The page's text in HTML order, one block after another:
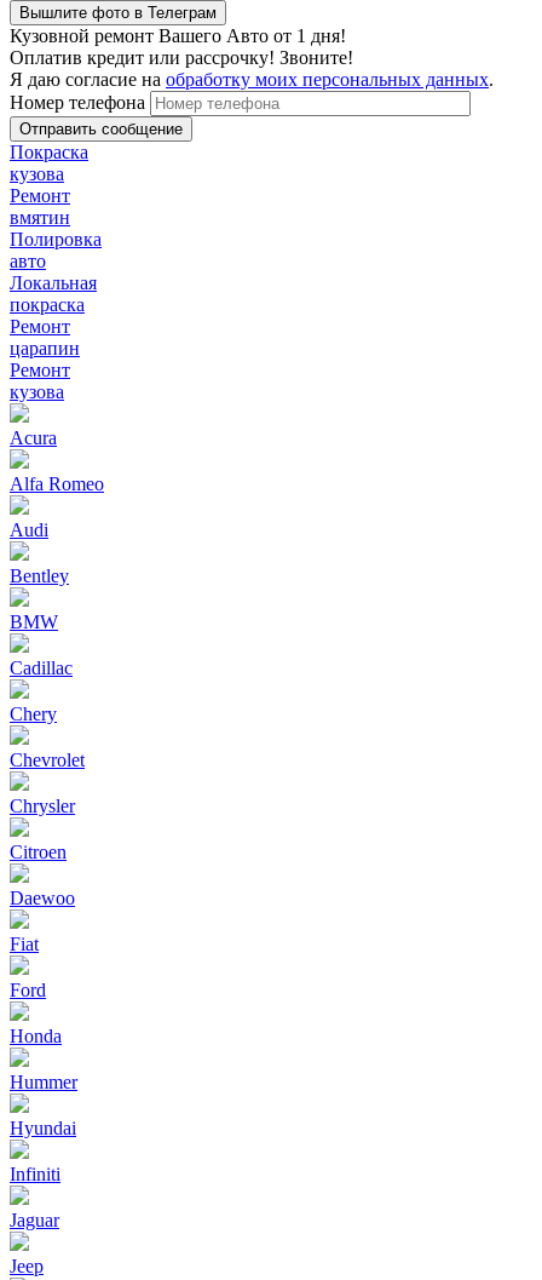
Вышлите фото в Телеграм
Кузовной ремонт Вашего Авто от 1 дня!
Оплатив кредит или рассрочку! Звоните!
Я даю согласие на обработку моих персональных данных.
Номер телефона
Покраска
кузова
Ремонт
вмятин
Полировка
авто
Локальная
покраска
Ремонт
царапин
Ремонт
кузова
Acura
Alfa Romeo
Audi
Bentley
BMW
Cadillac
Chery
Chevrolet
Chrysler
Citroen
Daewoo
Fiat
Ford
Honda
Hummer
Hyundai
Infiniti
Jaguar
Jeep